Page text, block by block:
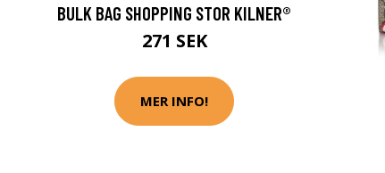
BULK BAG SHOPPING STOR KILNER®
271 SEK
MER INFO!